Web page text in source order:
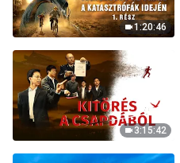
1:20:46
3:15:42